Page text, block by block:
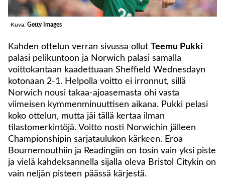
Kuva: Getty Images
Kahden ottelun verran sivussa ollut
Teemu Pukki
palasi pelikuntoon ja Norwich palasi samalla
voittokantaan kaadettuaan Sheffield Wednesdayn
kotonaan 2-1. Helpolla voitto ei irronnut, sillä
Norwich nousi takaa-ajoasemasta ohi vasta
viimeisen kymmenminuuttisen aikana. Pukki pelasi
koko ottelun, mutta jäi tällä kertaa ilman
tilastomerkintöjä. Voitto nosti Norwichin jälleen
Championshipin sarjataulukon kärkeen. Eroa
Bournemouthiin ja Readingiin on tosin vain yksi piste
ja vielä kahdeksannella sijalla oleva Bristol Citykin on
vain neljän pisteen päässä kärjestä.